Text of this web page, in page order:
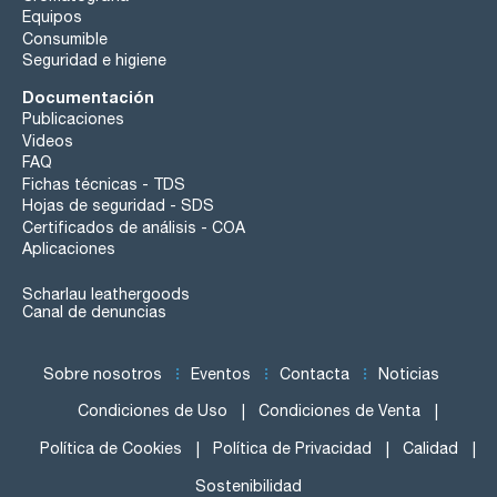
Equipos
Consumible
Seguridad e higiene
Documentación
Publicaciones
Videos
FAQ
Fichas técnicas - TDS
Hojas de seguridad - SDS
Certificados de análisis - COA
Aplicaciones
Scharlau leathergoods
Canal de denuncias
Sobre nosotros Eventos Contacta Noticias
Condiciones de Uso Condiciones de Venta
Política de Cookies Política de Privacidad Calidad
Sostenibilidad